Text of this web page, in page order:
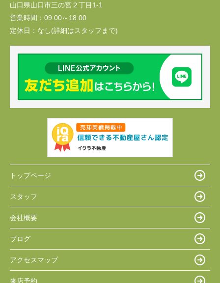
山口県山口市三の宮２丁目1-1
営業時間： 09:00～18:00
定休日： なし(詳細はスタッフまで)
トップページ
スタッフ
会社概要
ブログ
アクセスマップ
来店予約